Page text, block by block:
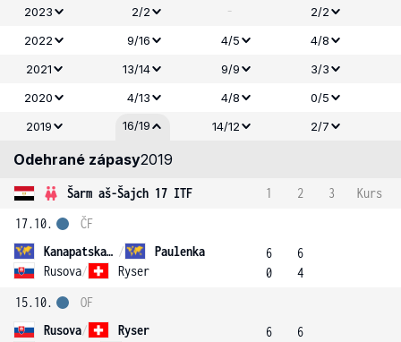
2023
2/2 -
2/2
2022
9/16 4/5
4/8
2021
13/14 9/9
3/3
2020
4/13 4/8
0/5
2019
16/19 14/12 2/7
Odehrané zápasy2019
Šarm aš-Šajch 17 ITF 1 2 3
Kurs
17.10.
Kanapatskaya /
Paulenka
Rusova/ Ryser
ČF
6
0
6
4
15.10.
Rusova/
Ryser
OF
6
6